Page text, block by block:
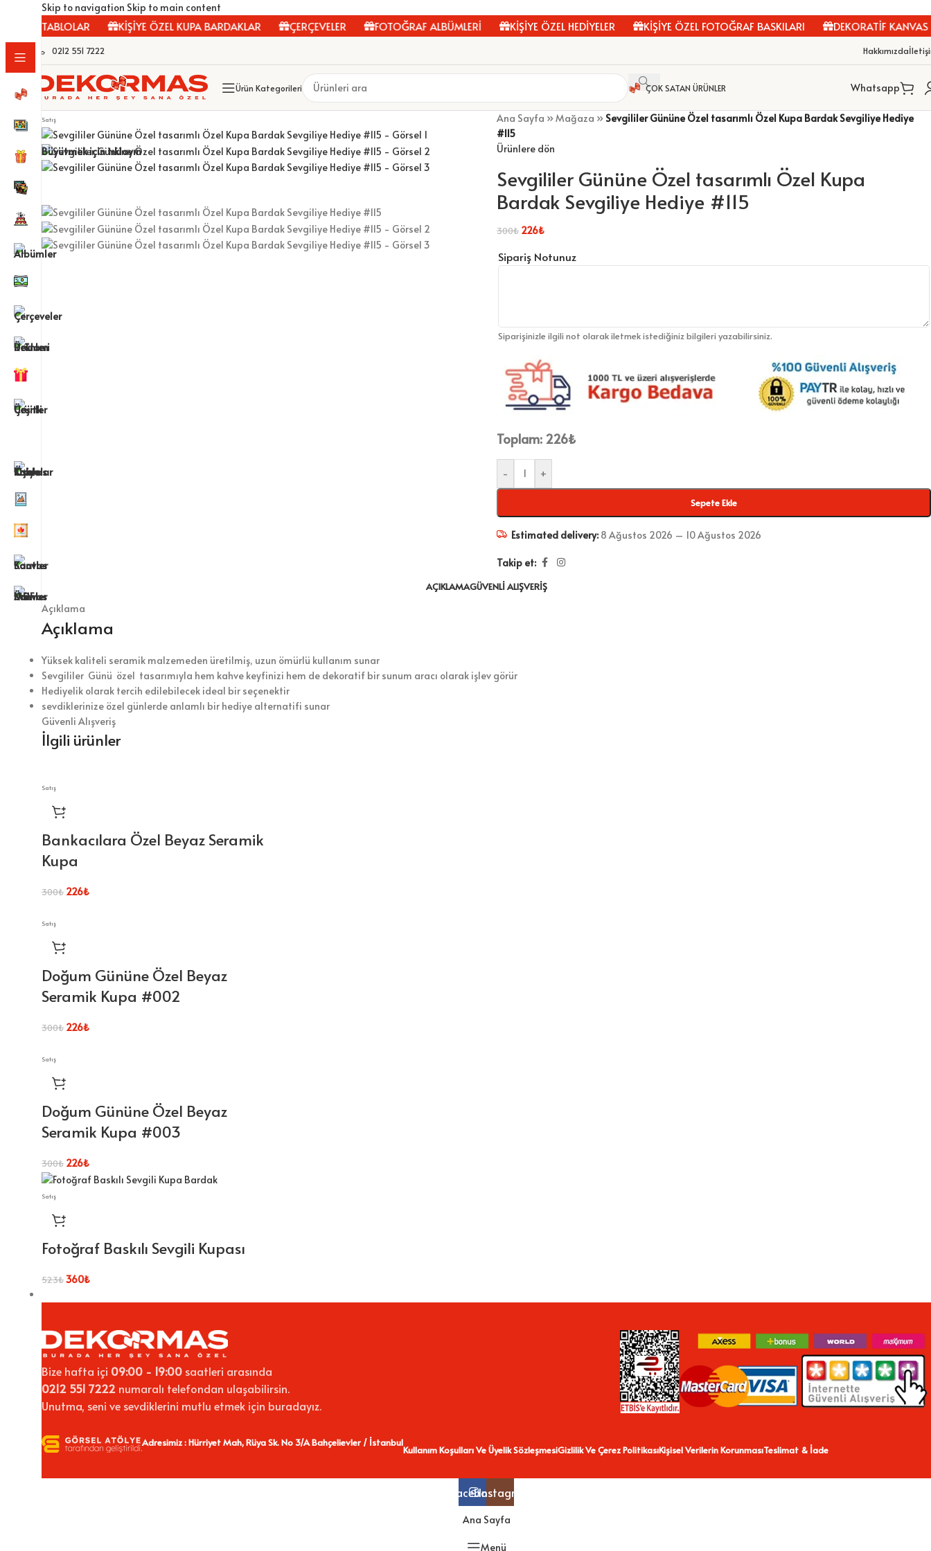
Skip to navigation Skip to main content
TABLOLAR KİŞİYE ÖZEL KUPA BARDAKLAR ÇERÇEVELER FOTOĞRAF ALBÜMLERİ KİŞİYE ÖZEL HEDİYELER KİŞİYE ÖZEL FOTOĞRAF BASKILARI DEKORATİF KANVAS
0212 551 7222 Hakkımızda
Ürün Kategorileri ÇOK SATAN ÜRÜNLER Whatsapp
Satış
Büyütmek için tıklayın
Ana Sayfa »Mağaza » Sevgililer Gününe Özel tasarımlı Özel Kupa Bardak Sevgiliye Hediye
#115
Ürünlere dön
Sevgililer Gününe Özel tasarımlı Özel Kupa
Bardak Sevgiliye Hediye #115
300₺ 226₺
Sipariş Notunuz
Siparişinizle ilgili not olarak iletmek istediğiniz bilgileri yazabilirsiniz.
Toplam: 226₺
- +
Sepete Ekle
Estimated delivery: 8 Ağustos 2026 – 10 Ağustos 2026
Takip et:
AÇIKLAMAGÜVENLI ALIŞVERIŞ
Açıklama
Açıklama
Yüksek kaliteli seramik malzemeden üretilmiş, uzun ömürlü kullanım sunar
Sevgililer Günü özel tasarımıyla hem kahve keyfinizi hem de dekoratif bir sunum aracı olarak işlev görür
Hediyelik olarak tercih edilebilecek ideal bir seçenektir
sevdiklerinize özel günlerde anlamlı bir hediye alternatifi sunar
Güvenli Alışveriş
İlgili ürünler
Satış
Bankacılara Özel Beyaz Seramik
Kupa
300₺ 226₺
Satış
Doğum Gününe Özel Beyaz
Seramik Kupa #002
300₺ 226₺
Satış
Doğum Gününe Özel Beyaz
Seramik Kupa #003
300₺ 226₺
Satış
Fotoğraf Baskılı Sevgili Kupası
523₺360₺
Bize hafta içi 09:00 - 19:00 saatleri arasında
0212 551 7222 numaralı telefondan ulaşabilirsin.
Unutma, seni ve sevdiklerini mutlu etmek için buradayız.
Adresimiz : Hürriyet Mah, Rüya Sk. No 3/A Bahçelievler / İstanbul
Kullanım Koşulları Ve Üyelik SözleşmesiGizlilik Ve Çerez PolitikasıKişisel Verilerin KorunmasıTeslimat & İade
FacebookInstagram
Ana Sayfa
Menü